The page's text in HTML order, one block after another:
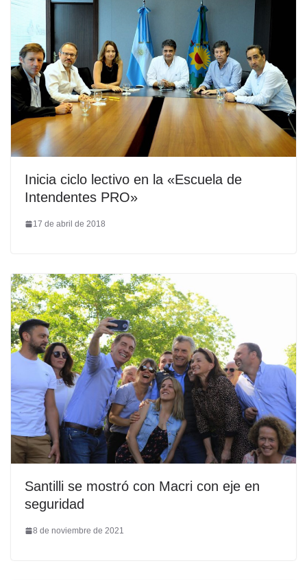
Inicia ciclo lectivo en la «Escuela de
Intendentes PRO»
17 de abril de 2018
Santilli se mostró con Macri con eje en
seguridad
8 de noviembre de 2021